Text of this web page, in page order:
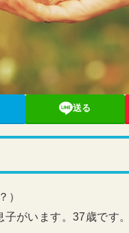
送る
）
子がいます。37歳です